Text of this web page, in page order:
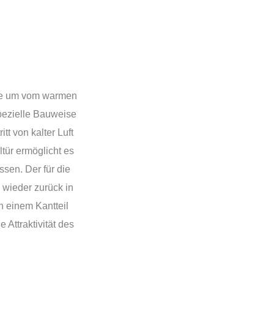
um vom warmen
Bauweise
von kalter Luft
ermöglicht es
Der für die
zurück in
einem Kantteil
Attraktivität des